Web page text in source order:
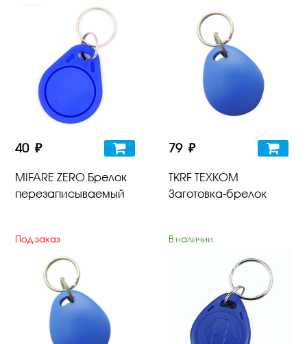
40 ₽
MIFARE ZERO Брелок
перезаписываемый
79 ₽
TKRF TEXКОМ
Заготовка-брелок
Под заказ В наличии